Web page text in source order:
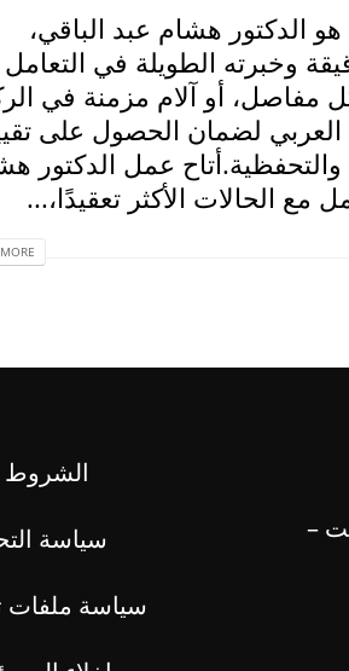
افضل دكتور عظام في مصر والوطن العربي عام 2026 هو الدكتور هشام عبد الباقي،
وخبرته الطويلة في
مفاصل، أو آلام مزمنة في
لضمان الحصول على
عمل الدكتور
الحالات الأكثر تعقيدًا،...
–
الشروط
سياسة
سياسة ملفات